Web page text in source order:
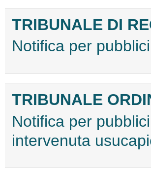
TRIBUNALE DI
Notifica per
TRIBUNALE
Notifica per
intervenuta